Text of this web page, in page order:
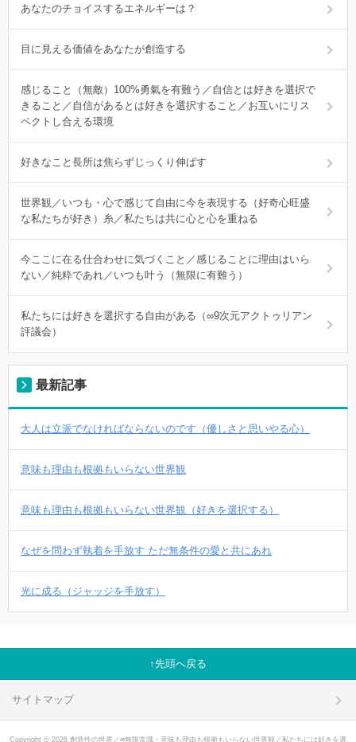
あなたのチョイスするエネルギーは？
目に見える価値をあなたが創造する
感じること（無敵）100%勇氣を有難う／自信とは好きを選択で
きること／自信があるとは好きを選択すること／お互いにリス
ペクトし合える環境
好きなこと長所は焦らずじっくり伸ばす
世界観／いつも・心で感じて自由に今を表現する（好奇心旺盛
な私たちが好き）糸／私たちは共に心と心を重ねる
今ここに在る仕合わせに気づくこと／感じることに理由はいら
ない／純粋であれ／いつも叶う（無限に有難う）
私たちには好きを選択する自由がある（∞9次元アクトゥリアン
評議会）
最新記事
大人は立派でなければならないのです（優しさと思いやる心）
意味も理由も根拠もいらない世界観
意味も理由も根拠もいらない世界観（好きを選択する）
なぜを問わず執着を手放す ただ無条件の愛と共にあれ
光に成る（ジャッジを手放す）
先頭へ戻る
サイトマップ
Copyright © 2026 創造性の世界／∞無限常識・意味も理由も根拠もいらない世界観／私たちには好きを選